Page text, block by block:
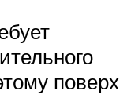
поверх